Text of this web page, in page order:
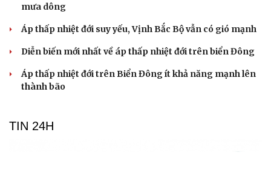
mưa dông
Áp thấp nhiệt đới suy yếu, Vịnh Bắc Bộ vẫn có gió mạnh
Diễn biến mới nhất về áp thấp nhiệt đới trên biển Đông
Áp thấp nhiệt đới trên Biển Đông ít khả năng mạnh lên
thành bão
TIN 24H